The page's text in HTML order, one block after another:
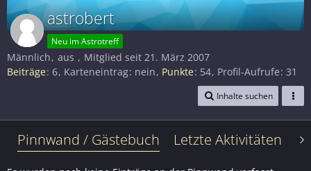
astrobert
Neu im Astrotreff
Männlich aus
Mitglied seit 21. März 2007
Beiträge 6 Karteneintrag nein Punkte 54 Profil-Aufrufe 31
Inhalte suchen
Pinnwand / Gästebuch Letzte Aktivitäten